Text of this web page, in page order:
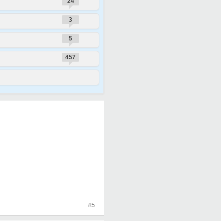
3
5
457
#5